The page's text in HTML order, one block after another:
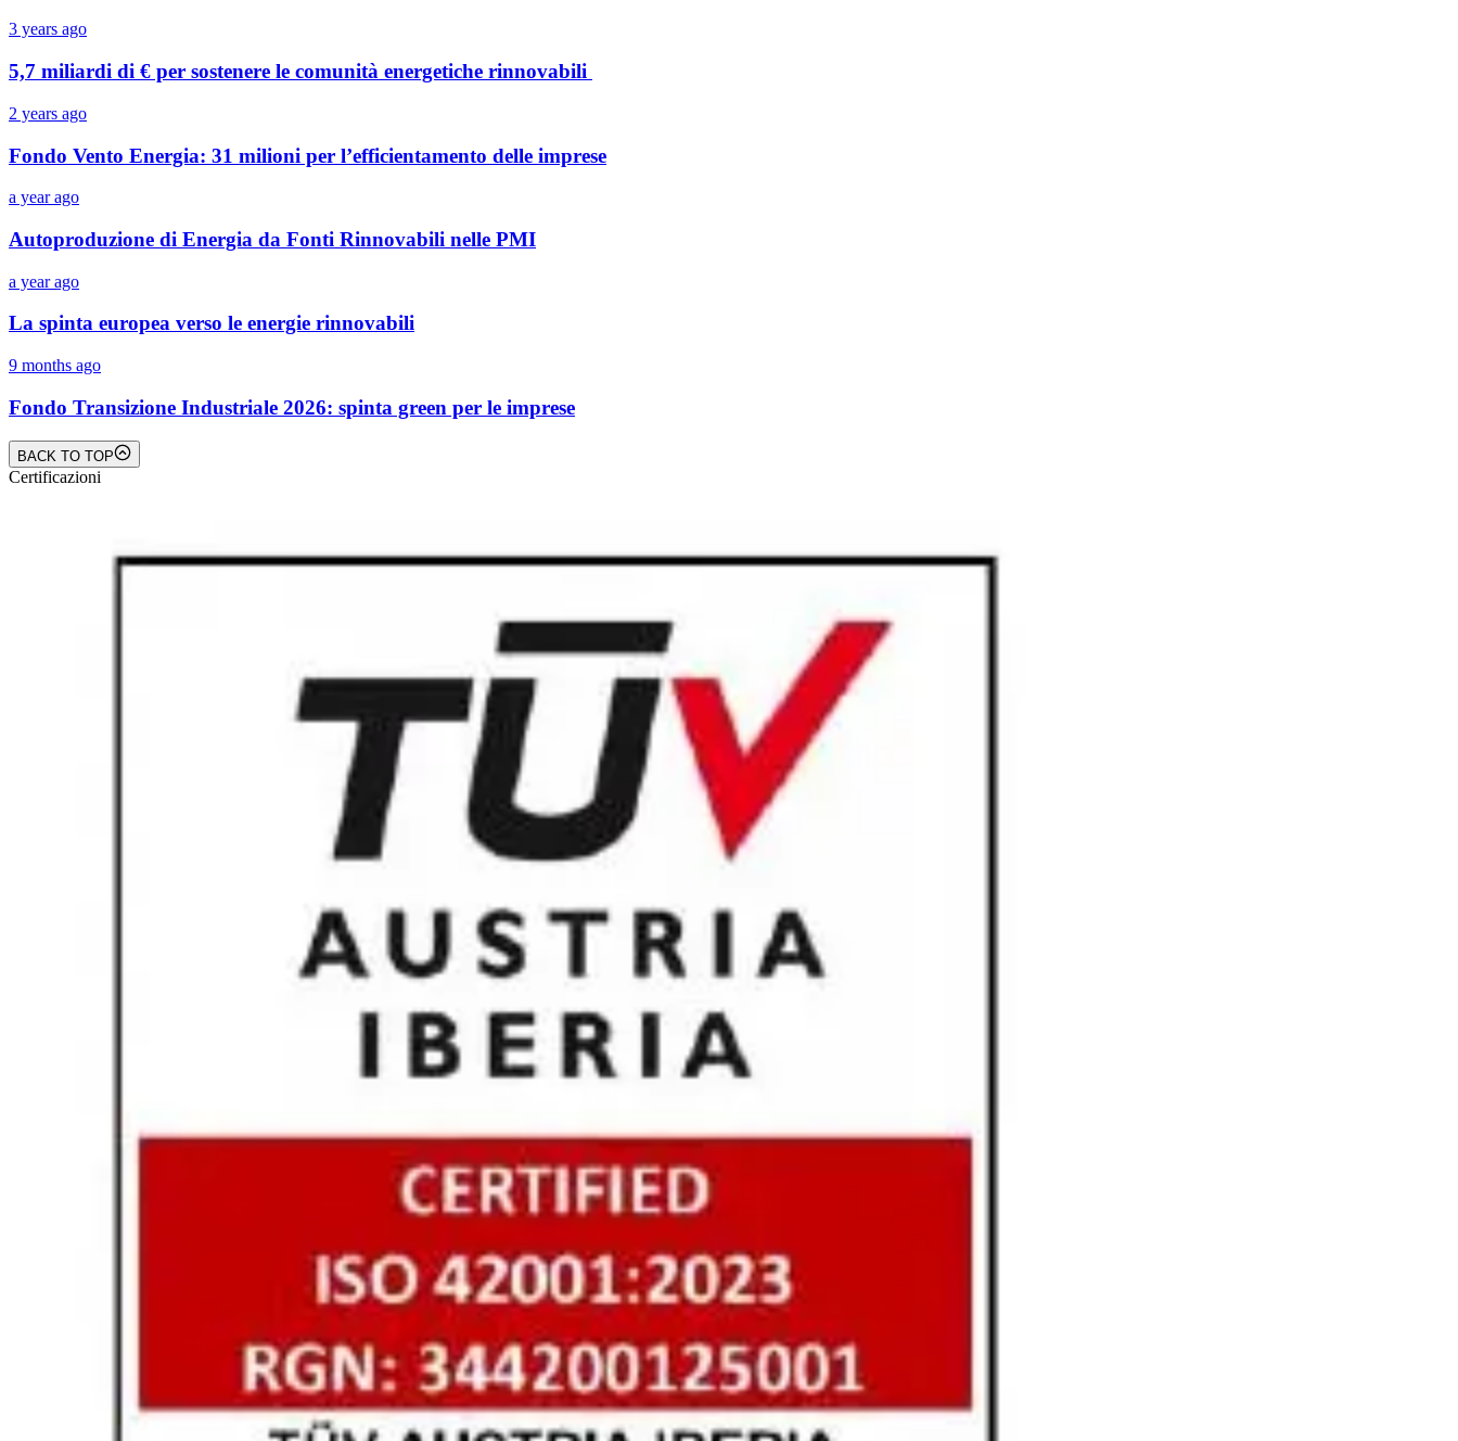
3 years ago
5,7 miliardi di € per sostenere le comunità energetiche rinnovabili
2 years ago
Fondo Vento Energia: 31 milioni per l’efficientamento delle imprese
a year ago
Autoproduzione di Energia da Fonti Rinnovabili nelle PMI
a year ago
La spinta europea verso le energie rinnovabili
9 months ago
Fondo Transizione Industriale 2026: spinta green per le imprese
BACK TO TOP
Certificazioni